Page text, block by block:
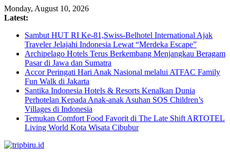
Skip
to
Monday, August 10, 2026
Latest:
Sambut HUT RI Ke-81,Swiss-Belhotel International Ajak
Traveler Jelajahi Indonesia Lewat “Merdeka Escape”
Archipelago Hotels Terus Berkembang Menjangkau Beragam
Pasar di Jawa dan Sumatra
Accor Peringati Hari Anak Nasional melalui ATFAC Family
Fun Walk di Jakarta
Santika Indonesia Hotels & Resorts Kenalkan Dunia
Perhotelan Kepada Anak-anak Asuhan SOS Children’s
Villages di Indonesia
Temukan Comfort Food Favorit di The Late Shift ARTOTEL
Living World Kota Wisata Cibubur